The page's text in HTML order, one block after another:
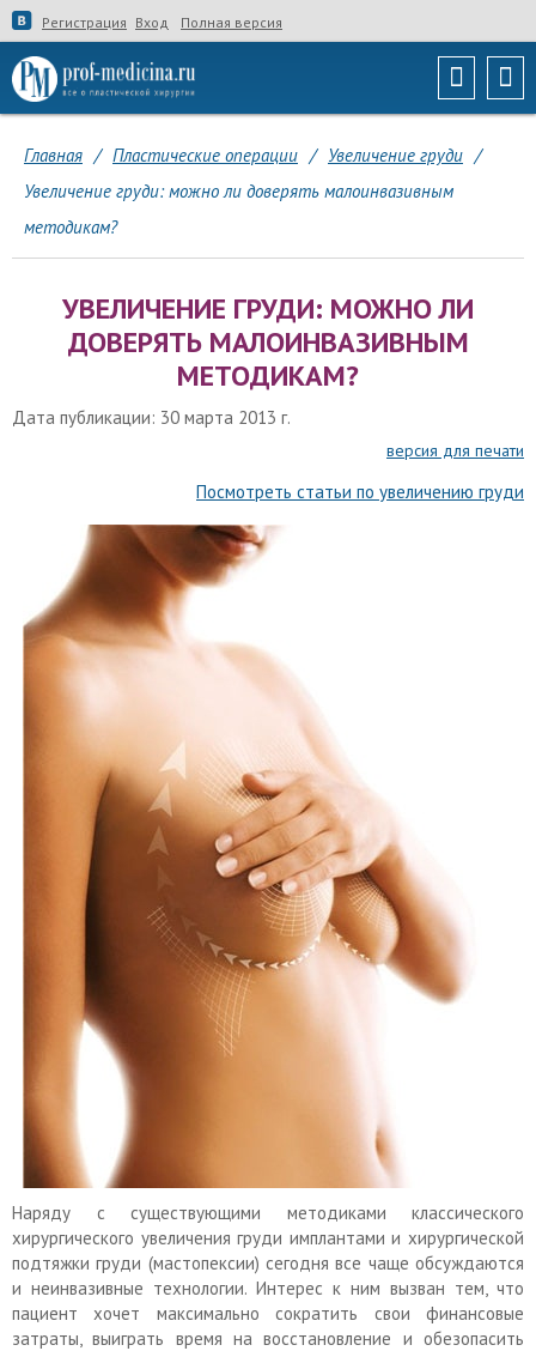
Регистрация Вход Полная версия
Главная / Пластические операции / Увеличение груди /
Увеличение груди: можно ли доверять малоинвазивным
методикам?
УВЕЛИЧЕНИЕ ГРУДИ: МОЖНО ЛИ
ДОВЕРЯТЬ МАЛОИНВАЗИВНЫМ
МЕТОДИКАМ?
Дата публикации: 30 марта 2013 г.
версия для печати
Посмотреть статьи по увеличению груди
Наряду с существующими методиками классического
хирургического увеличения груди имплантами и хирургической
подтяжки груди (мастопексии) сегодня все чаще обсуждаются
и неинвазивные технологии. Интерес к ним вызван тем, что
пациент хочет максимально сократить свои финансовые
затраты, выиграть время на восстановление и обезопасить